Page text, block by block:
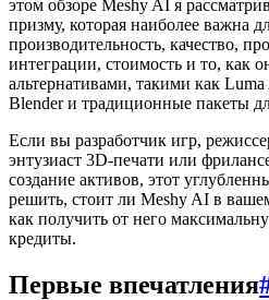
этом обзоре Meshy AI я
призму, которая наиболее важна
производительность, качество,
интеграции, стоимость и то, как
альтернативами, такими как
Blender и традиционные пакеты
Если вы разработчик игр,
энтузиаст 3D-печати или
создание активов, этот
решить, стоит ли Meshy AI в
как получить от него
кредиты.
Первые впечатления